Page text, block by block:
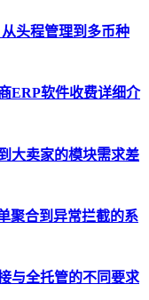
头程管理到多币种
ERP软件收费详细介
大卖家的模块需求差
聚合到异常拦截的系
与全托管的不同要求